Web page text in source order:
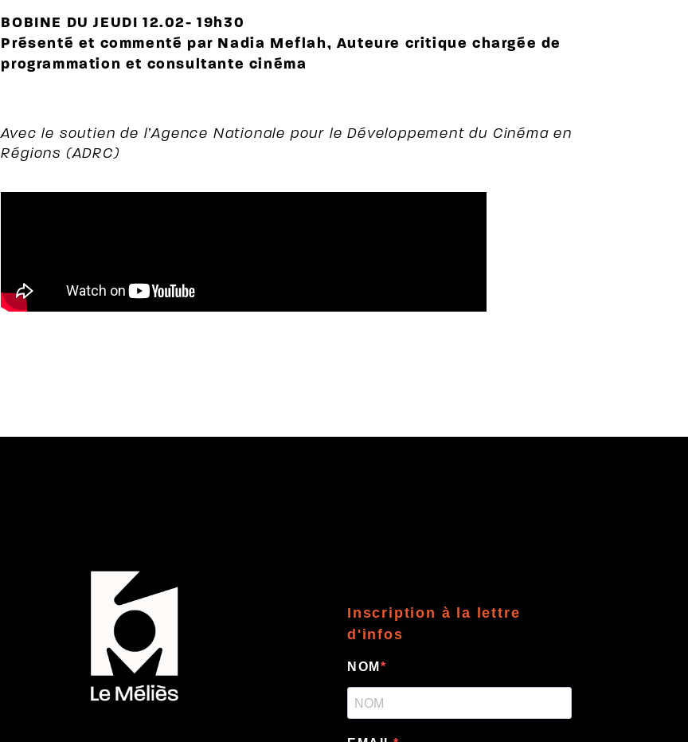
BOBINE DU JEUDI 12.02- 19h30
Présenté et commenté par Nadia Meflah, Auteure critique chargée de
programmation et consultante cinéma
Avec le soutien de l’Agence Nationale pour le Développement du Cinéma en
Régions (ADRC)
Inscription à la lettre
d'infos
NOM